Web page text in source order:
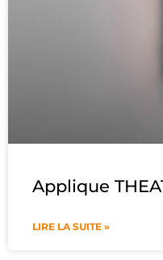
Applique
LIRE LA SUITE »